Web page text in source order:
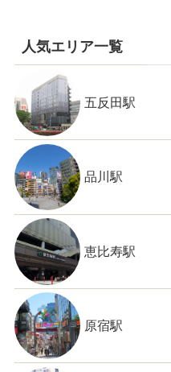
人気エリア一覧
五反田駅
品川駅
恵比寿駅
原宿駅